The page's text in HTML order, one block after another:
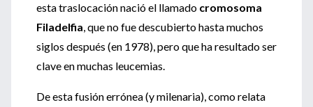
esta traslocación nació el llamado cromosoma
Filadelfia, que no fue descubierto hasta muchos
siglos después (en 1978), pero que ha resultado ser
clave en muchas leucemias.
De esta fusión errónea (y milenaria), como relata